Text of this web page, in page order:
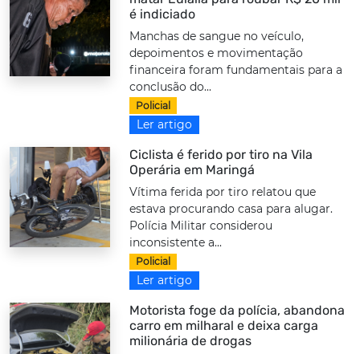
é indiciado
Manchas de sangue no veículo,
depoimentos e movimentação
financeira foram fundamentais para a
conclusão do...
Policial
Ler artigo
Ciclista é ferido por tiro na Vila
Operária em Maringá
Vítima ferida por tiro relatou que
estava procurando casa para alugar.
Polícia Militar considerou
inconsistente a...
Policial
Ler artigo
Motorista foge da polícia, abandona
carro em milharal e deixa carga
milionária de drogas